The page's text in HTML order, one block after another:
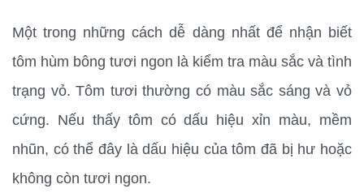
Một trong những cách dễ dàng nhất để nhận biết
tôm hùm bông tươi ngon là kiểm tra màu sắc và tình
trạng vỏ. Tôm tươi thường có màu sắc sáng và vỏ
cứng. Nếu thấy tôm có dấu hiệu xỉn màu, mềm
nhũn, có thể đây là dấu hiệu của tôm đã bị hư hoặc
không còn tươi ngon.